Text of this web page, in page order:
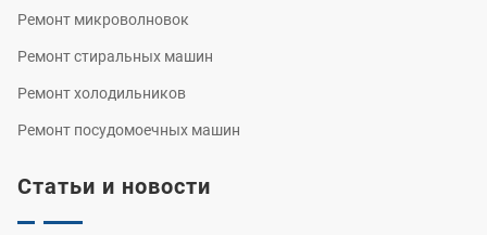
Ремонт микроволновок
Ремонт стиральных машин
Ремонт холодильников
Ремонт посудомоечных машин
Статьи и новости